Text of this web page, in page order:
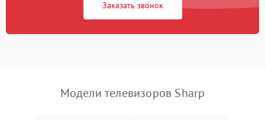
Заказать звонок
Модели телевизоров Sharp